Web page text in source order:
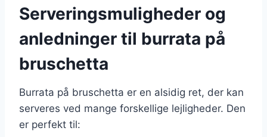
Serveringsmuligheder og
anledninger til burrata på
bruschetta
Burrata på bruschetta er en alsidig ret, der kan
serveres ved mange forskellige lejligheder. Den
er perfekt til: